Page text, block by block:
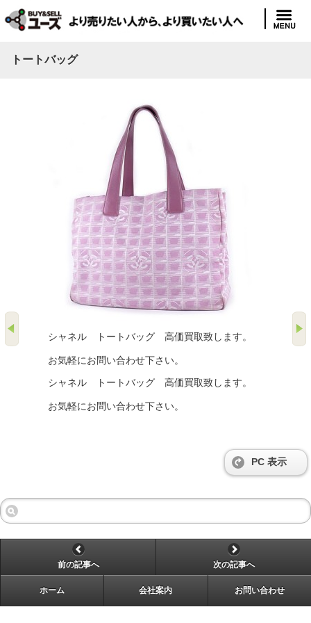
トートバッグ
シャネル トートバッグ 高価買取致します。
お気軽にお問い合わせ下さい。
シャネル トートバッグ 高価買取致します。
お気軽にお問い合わせ下さい。
PC 表示
前の記事へ 次の記事へ
ホーム 会社案内 お問い合わせ